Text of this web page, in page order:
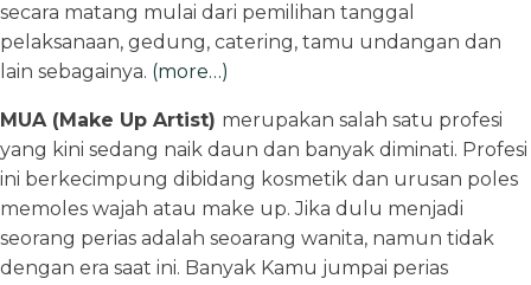
secara matang mulai dari pemilihan tanggal
pelaksanaan, gedung, catering, tamu undangan dan
lain sebagainya. (more…)
MUA (Make Up Artist) merupakan salah satu profesi
yang kini sedang naik daun dan banyak diminati. Profesi
ini berkecimpung dibidang kosmetik dan urusan poles
memoles wajah atau make up. Jika dulu menjadi
seorang perias adalah seoarang wanita, namun tidak
dengan era saat ini. Banyak Kamu jumpai perias